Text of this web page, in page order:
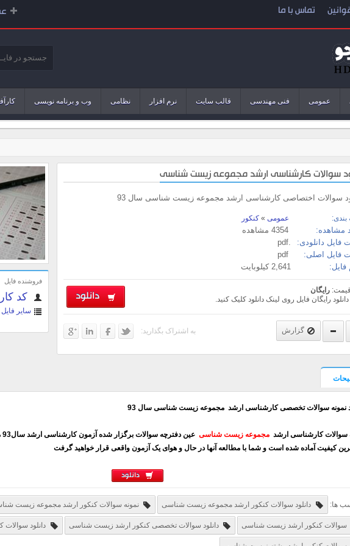
تماس با ما
عمومی فنی مهندسی قالب سایت نرم افزار نظامی وب و برنامه نویسی
فروشنده فایل
کد
سایر فایل
سوالات کارشناسی ارشد مجموعه زیست شناسی
سوالات اختصاصی کارشناسی ارشد مجموعه زیست شناسی سال 93
بندی: عمومی » کنکور
مشاهده:
فایل دانلودی:
.pdf
فایل اصلی:
2,641 کیلوبایت
دانلود
قیمت: رایگان
رایگان فایل روی لینک دانلود کلیک کنید.
گزارش به اشتراک بگذارید:
نمونه سوالات تخصصی کارشناسی ارشد مجموعه زیست شناسی سال 93
سوالات کارشناسی ارشد مجموعه زیست شناسی
کیفیت آماده شده است و شما با مطالعه آنها در حال و هوای یک آزمون واقعی قرار خواهید گرفت
دانلود
ها: دانلود سوالات کنکور ارشد مجموعه زیست شناسی نمونه سوالات کنکور ارشد مجموعه زیست
سوالات کنکور ارشد زیست شناسی دانلود سوالات تخصصی کنکور ارشد زیست شناسی دانلود